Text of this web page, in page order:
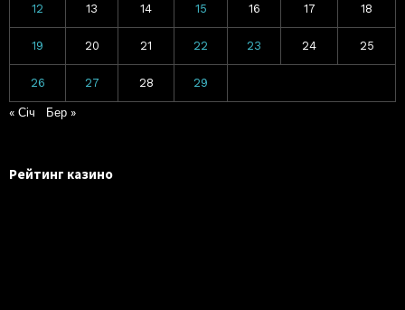
12 13 14 15 16 17 18
19 20 21 22 23 24 25
26 27 28 29
« Січ Бер »
Рейтинг казино